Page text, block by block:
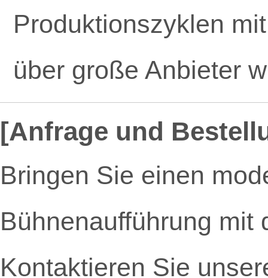
Produktionszyklen
über große Anbieter
[Anfrage und
Bringen Sie einen
Bühnenaufführung mit
Kontaktieren Sie